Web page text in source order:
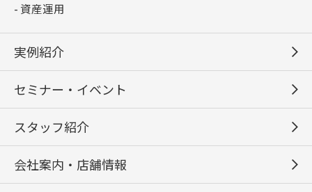
- 資産運用
実例紹介
セミナー・イベント
スタッフ紹介
会社案内・店舗情報